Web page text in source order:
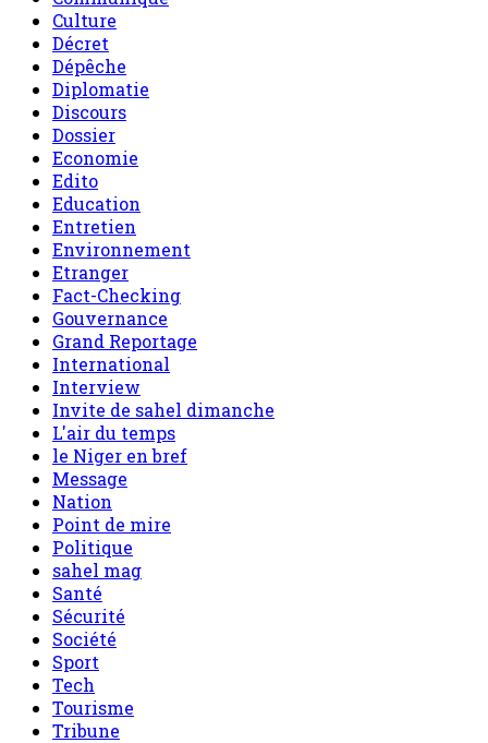
Culture
Décret
Dépêche
Diplomatie
Discours
Dossier
Economie
Edito
Education
Entretien
Environnement
Etranger
Fact-Checking
Gouvernance
Grand Reportage
International
Interview
Invite de sahel dimanche
L'air du temps
le Niger en bref
Message
Nation
Point de mire
Politique
sahel mag
Santé
Sécurité
Société
Sport
Tech
Tourisme
Tribune